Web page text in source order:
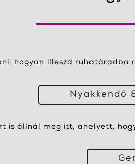
hogyan illeszd ruhatáradba
Nyakkendő
is állnál meg itt, ahelyett,